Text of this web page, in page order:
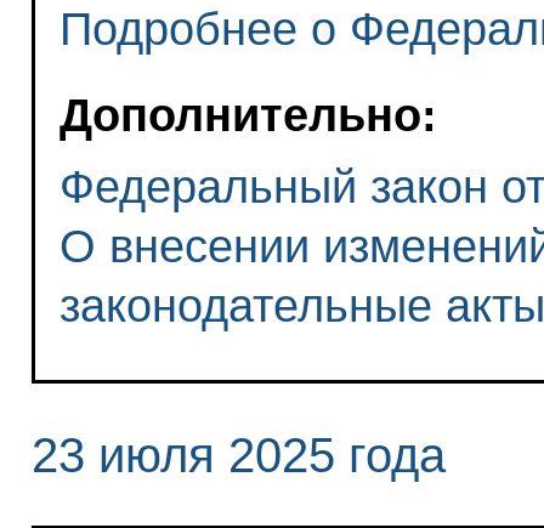
Подробнее о
Дополнительно:
Федеральный закон
О внесении
законодательные
23 июля 2025 года